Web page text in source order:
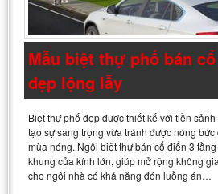
Mẫu biệt thự phố bán
đẹp lộng lẫy
Biệt thự phố đẹp được thiết kế với tiền
tạo sự sang trọng vừa tránh được nóng
mùa nóng. Ngôi biệt thự bán cổ điển 3
khung cửa kính lớn, giúp mở rộng không
cho ngôi nhà có khả năng đón luồng án…